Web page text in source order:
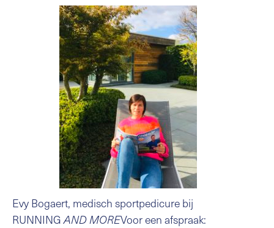
Evy Bogaert, medisch sportpedicure bij
RUNNINGAND MOREVoor een afspraak: